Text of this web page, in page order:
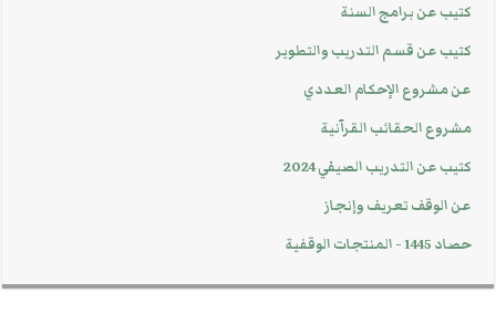
كتيب عن برامج السنة
كتيب عن قسم التدريب والتطوير
عن مشروع الإحكام العددي
مشروع الحقائب القرآنية
كتيب عن التدريب الصيفي 2024
عن الوقف تعريف وإنجاز
حصاد 1445 - المنتجات الوقفية